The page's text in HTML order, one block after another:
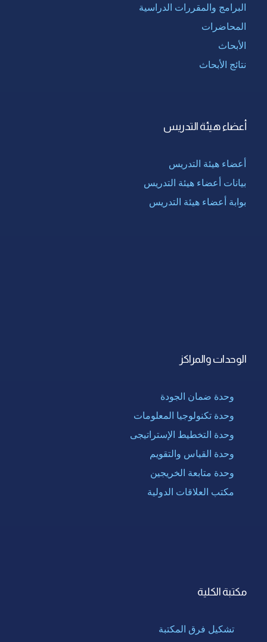
البرامج والمقررات الدراسية
المحاضرات
الأبحاث
نتائج الأبحاث
أعضاء هيئة التدريس
أعضاء هيئة التدريس
بيانات أعضاء هيئة التدريس
بوابة أعضاء هيئة التدريس
الوحدات والمراكز
وحدة ضمان الجودة
وحدة تكنولوجيا المعلومات
وحدة التخطيط الإستراتيجى
وحدة القياس والتقويم
وحدة متابعة الخريجين
مكتب العلاقات الدولية
مكتبة الكلية
تشكيل فرق المكتبة